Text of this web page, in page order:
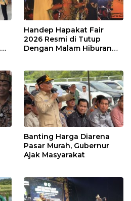
Handep Hapakat Fair
2026 Resmi di Tutup
Dengan Malam Hiburan
Banting Harga Diarena
Pasar Murah, Gubernur
Ajak Masyarakat